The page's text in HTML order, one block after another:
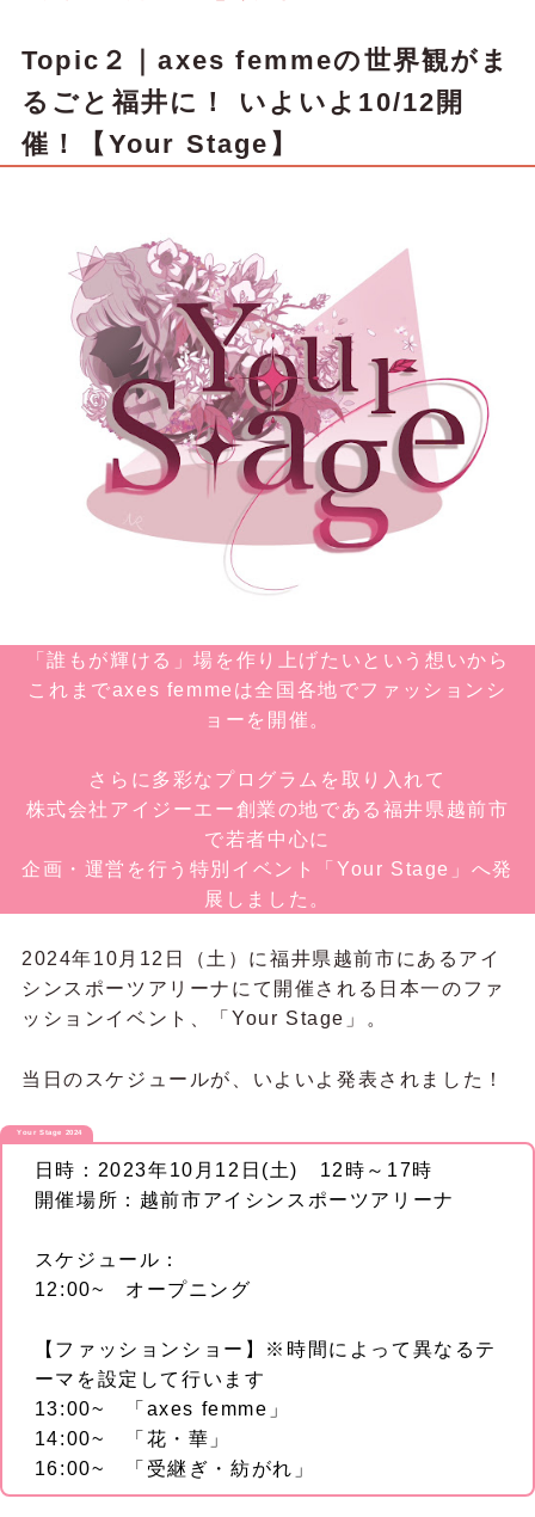
Topic２｜axes femmeの世界観がま
るごと福井に！ いよいよ10/12開
催！【Your Stage】
「誰もが輝ける」場を作り上げたいという想いから
これまでaxes femmeは全国各地でファッションシ
ョーを開催。
さらに多彩なプログラムを取り入れて
株式会社アイジーエー創業の地である福井県越前市
で若者中心に
企画・運営を行う特別イベント「Your Stage」へ発
展しました。
2024年10月12日（土）に福井県越前市にあるアイ
シンスポーツアリーナにて開催される日本一のファ
ッションイベント、「Your Stage」。
当日のスケジュールが、いよいよ発表されました！
Your Stage 2024
日時：2023年10月12日(土) 12時～17時
開催場所：越前市アイシンスポーツアリーナ
スケジュール：
12:00~ オープニング
【ファッションショー】※時間によって異なるテ
ーマを設定して行います
13:00~ 「axes femme」
14:00~ 「花・華」
16:00~ 「受継ぎ・紡がれ」